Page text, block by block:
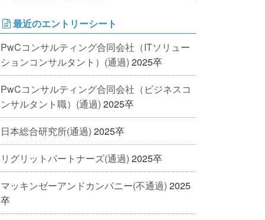
最近のエントリーシート
PwCコンサルティング合同会社（ITソリュー
ションコンサルタント）(通過) 2025卒
PwCコンサルティング合同会社（ビジネスコ
ンサルタント職）(通過) 2025卒
日本総合研究所(通過) 2025卒
リグリットパートナーズ(通過) 2025卒
マッキンゼーアンドカンパニー(不通過) 2025
卒